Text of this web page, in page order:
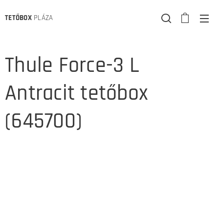
TETŐBOXPLÁZA
Thule Force-3 L
Antracit tetőbox
(645700)